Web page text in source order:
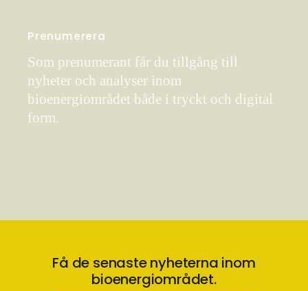
Prenumerera
Som prenumerant får du tillgång till
nyheter och analyser inom
bioenergiområdet både i tryckt och digital
form.
Få de senaste nyheterna inom
bioenergiområdet.